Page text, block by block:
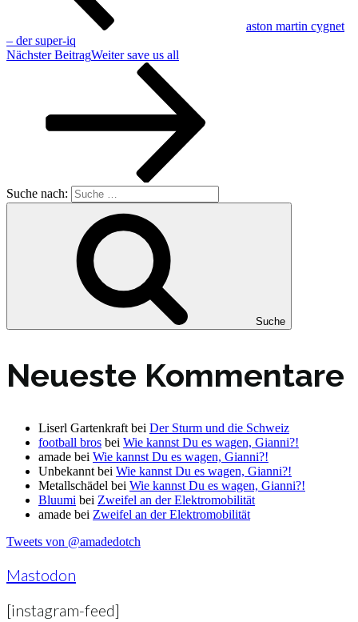
aston martin cygnet
– der super-iq
Nächster BeitragWeiter save us all
Suche nach:
Suche
Neueste Kommentare
Liserl Gartenkraft bei Der Sturm und die Schweiz
football bros bei Wie kannst Du es wagen, Gianni?!
amade bei Wie kannst Du es wagen, Gianni?!
Unbekannt bei Wie kannst Du es wagen, Gianni?!
Metallschädel bei Wie kannst Du es wagen, Gianni?!
Bluumi bei Zweifel an der Elektromobilität
amade bei Zweifel an der Elektromobilität
Tweets von @amadedotch
Mastodon
[instagram-feed]